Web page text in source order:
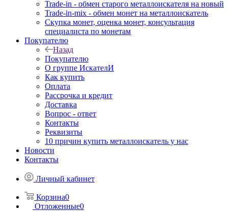
Trade-in - обмен старого металлоискателя на новый
Trade-in-mix - обмен монет на металлоискатель
Скупка монет, оценка монет, консультация
специалиста по монетам
Покупателю
Назад
Покупателю
О группе ИскателИ
Как купить
Оплата
Рассрочка и кредит
Доставка
Вопрос - ответ
Контакты
Реквизиты
10 причин купить металлоискатель у нас
Новости
Контакты
Личный кабинет
Корзина0
Отложенные0